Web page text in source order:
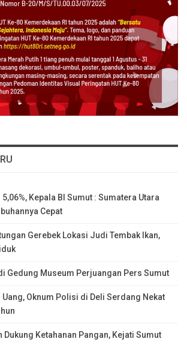
Kepala BI Sumut : Sumatera Utara
Cepat
Gerebek Lokasi Judi Tembak Ikan,
Gedung Museum Perjuangan Pers Sumut
Uang, Oknum Polisi di Deli Serdang Nekat
Dukung Ketahanan Pangan, Kejati Sumut